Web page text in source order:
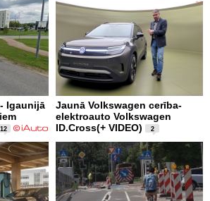
Igaunijā
12
Jaunā Volkswagen cerība-
elektroauto Volkswagen
ID.Cross(+ VIDEO)
2